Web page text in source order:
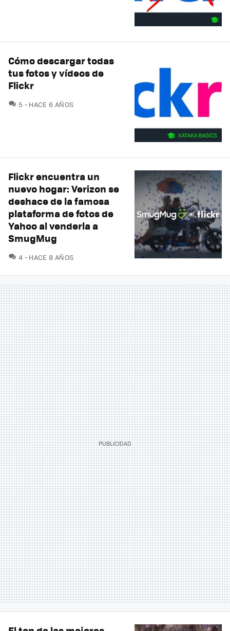
Cómo descargar todas
tus fotos y vídeos de
Flickr
5 COMENTARIOS
HACE 6 AÑOS
Flickr encuentra un
nuevo hogar: Verizon se
deshace de la famosa
plataforma de fotos de
Yahoo al venderla a
SmugMug
4 COMENTARIOS
HACE 8 AÑOS